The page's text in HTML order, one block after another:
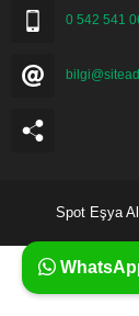
0 542 541
Spot Eşya